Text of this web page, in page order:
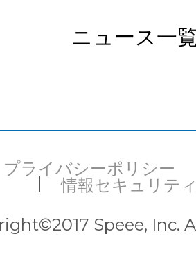
ニュース一
プライバシーポリシー
情報セキュリテ
Speee, Inc.